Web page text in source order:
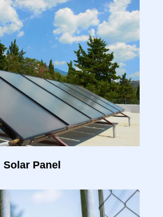
Solar Panel